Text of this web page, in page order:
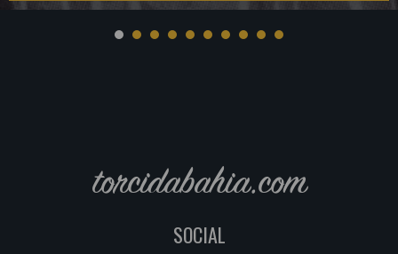
torcidabahia.com
SOCIAL